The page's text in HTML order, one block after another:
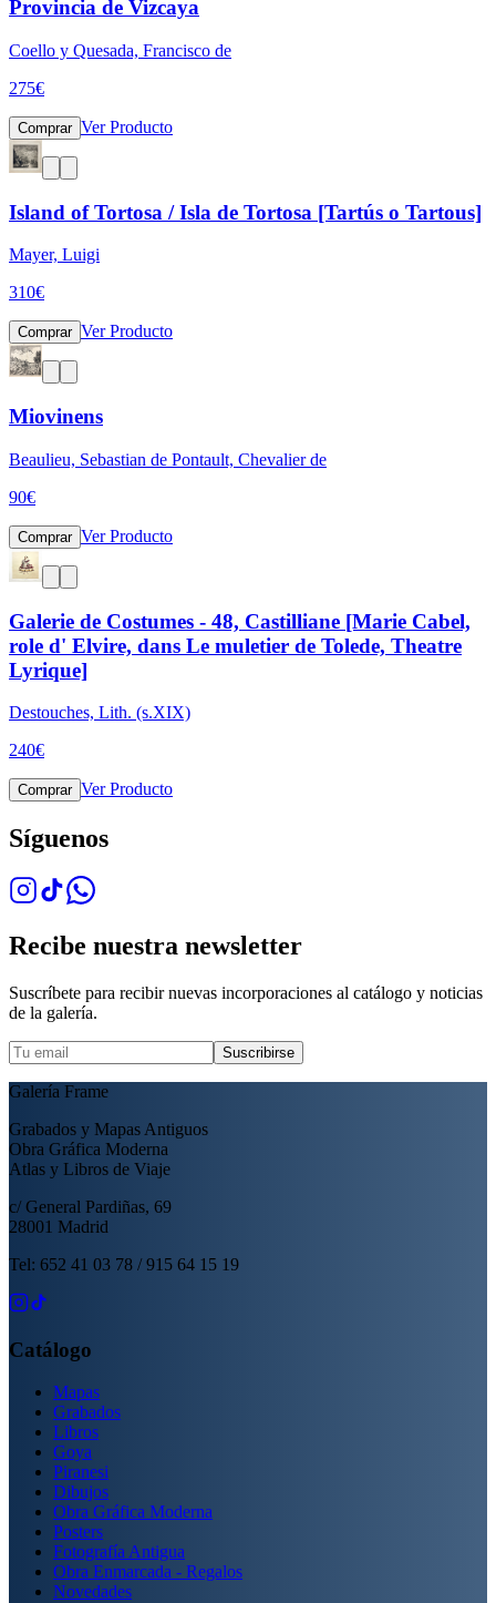
Provincia de Vizcaya
Coello y Quesada, Francisco de
275€
Comprar Ver Producto
Island of Tortosa / Isla de Tortosa [Tartús o Tartous]
Mayer, Luigi
310€
Comprar Ver Producto
Miovinens
Beaulieu, Sebastian de Pontault, Chevalier de
90€
Comprar Ver Producto
Galerie de Costumes - 48, Castilliane [Marie Cabel,
role d' Elvire, dans Le muletier de Tolede, Theatre
Lyrique]
Destouches, Lith. (s.XIX)
240€
Comprar Ver Producto
Síguenos
Recibe nuestra newsletter
Suscríbete para recibir nuevas incorporaciones al catálogo y noticias
de la galería.
Suscribirse
Galería Frame
Grabados y Mapas Antiguos
Obra Gráfica Moderna
Atlas y Libros de Viaje
c/ General Pardiñas, 69
28001 Madrid
Tel: 652 41 03 78 / 915 64 15 19
Catálogo
Mapas
Grabados
Libros
Goya
Piranesi
Dibujos
Obra Gráfica Moderna
Posters
Fotografía Antigua
Obra Enmarcada - Regalos
Novedades